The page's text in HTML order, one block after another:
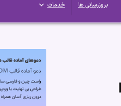
بروزرسانی ها خدمات